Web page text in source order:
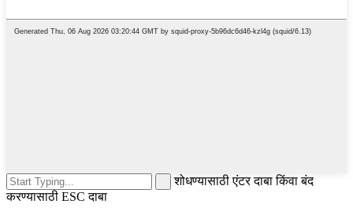
शोधण्यासाठी एंटर दाबा किंवा बंद
करण्यासाठी ESC दाबा